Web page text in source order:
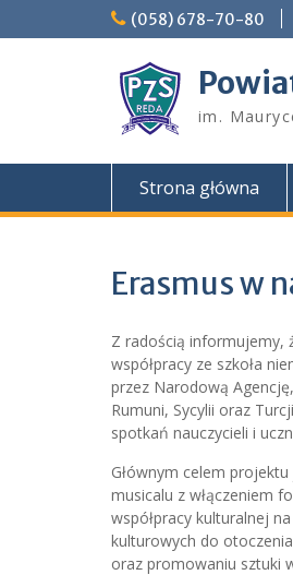
to
(058) 678-70-80
im.
Strona główna
Erasmus w
Z radością informujemy,
współpracy ze szkoła
przez Narodową
Rumuni, Sycylii oraz
spotkań nauczycieli i
Głównym celem
musicalu z włączeniem
współpracy kulturalnej
kulturowych do
oraz promowaniu sztuki